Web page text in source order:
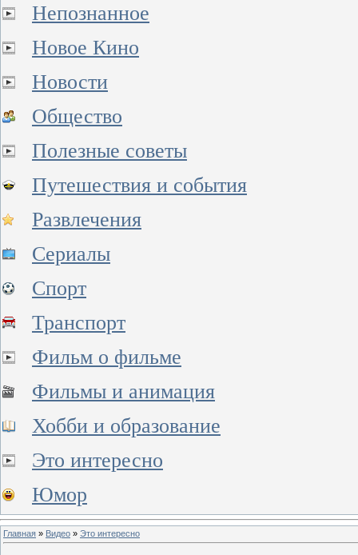
Непознанное
Новое Кино
Новости
Общество
Полезные советы
Путешествия и события
Развлечения
Сериалы
Спорт
Транспорт
Фильм о фильме
Фильмы и анимация
Хобби и образование
Это интересно
Юмор
Главная » Видео » Это интересно